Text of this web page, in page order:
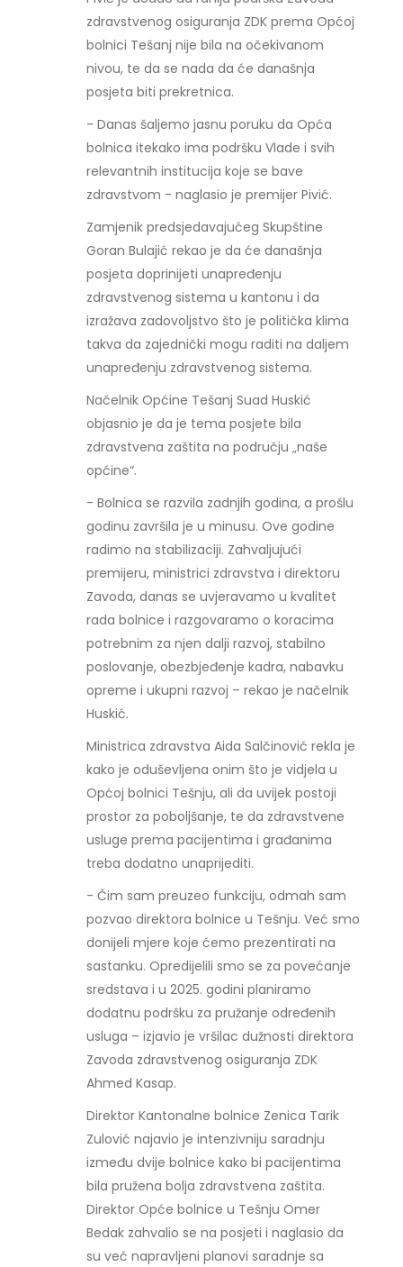
zdravstvenog osiguranja ZDK prema Općoj
bolnici Tešanj nije bila na očekivanom
nivou, te da se nada da će današnja
posjeta biti prekretnica.
- Danas šaljemo jasnu poruku da Opća
bolnica itekako ima podršku Vlade i svih
relevantnih institucija koje se bave
zdravstvom - naglasio je premijer Pivić.
Zamjenik predsjedavajućeg Skupštine
Goran Bulajić rekao je da će današnja
posjeta doprinijeti unapređenju
zdravstvenog sistema u kantonu i da
izražava zadovoljstvo što je politička klima
takva da zajednički mogu raditi na daljem
unapređenju zdravstvenog sistema.
Načelnik Općine Tešanj Suad Huskić
objasnio je da je tema posjete bila
zdravstvena zaštita na području „naše
općine“.
- Bolnica se razvila zadnjih godina, a prošlu
godinu završila je u minusu. Ove godine
radimo na stabilizaciji. Zahvaljujući
premijeru, ministrici zdravstva i direktoru
Zavoda, danas se uvjeravamo u kvalitet
rada bolnice i razgovaramo o koracima
potrebnim za njen dalji razvoj, stabilno
poslovanje, obezbjeđenje kadra, nabavku
opreme i ukupni razvoj – rekao je načelnik
Huskić.
Ministrica zdravstva Aida Salčinović rekla je
kako je oduševljena onim što je vidjela u
Općoj bolnici Tešnju, ali da uvijek postoji
prostor za poboljšanje, te da zdravstvene
usluge prema pacijentima i građanima
treba dodatno unaprijediti.
- Čim sam preuzeo funkciju, odmah sam
pozvao direktora bolnice u Tešnju. Već smo
donijeli mjere koje ćemo prezentirati na
sastanku. Opredijelili smo se za povećanje
sredstava i u 2025. godini planiramo
dodatnu podršku za pružanje određenih
usluga – izjavio je vršilac dužnosti direktora
Zavoda zdravstvenog osiguranja ZDK
Ahmed Kasap.
Direktor Kantonalne bolnice Zenica Tarik
Zulović najavio je intenzivniju saradnju
između dvije bolnice kako bi pacijentima
bila pružena bolja zdravstvena zaštita.
Direktor Opće bolnice u Tešnju Omer
Bedak zahvalio se na posjeti i naglasio da
su već napravljeni planovi saradnje sa